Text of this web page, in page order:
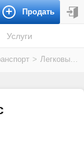
Продать
Услуги
> Легковые автомобили